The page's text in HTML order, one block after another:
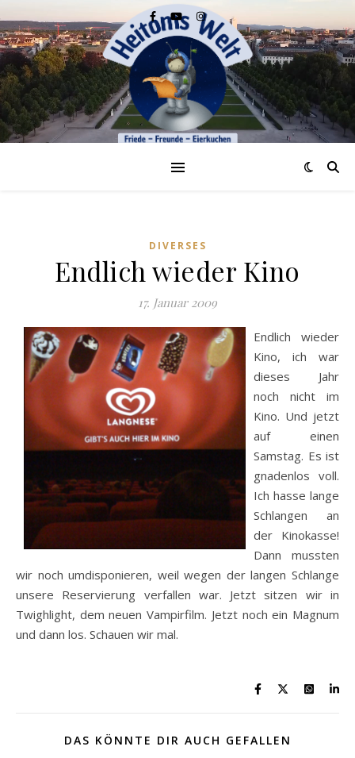
DIVERSES
Endlich wieder Kino
17. Januar 2009
Endlich wieder
Kino, ich war
dieses Jahr
noch nicht im
Kino. Und jetzt
auf einen
Samstag. Es ist
gnadenlos voll.
Ich hasse lange
Schlangen an
der Kinokasse!
Dann mussten
wir noch umdisponieren, weil wegen der langen Schlange
unsere Reservierung verfallen war. Jetzt sitzen wir in
Twighlight, dem neuen Vampirfilm. Jetzt noch ein Magnum
und dann los. Schauen wir mal.
DAS KÖNNTE DIR AUCH GEFALLEN